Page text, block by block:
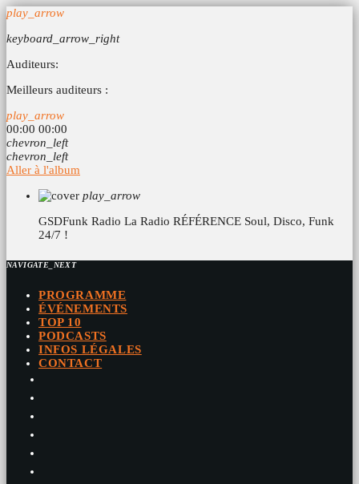
play_arrow
keyboard_arrow_right
Auditeurs:
Meilleurs auditeurs :
play_arrow
00:00 00:00
chevron_left
chevron_left
Aller à l'album
play_arrow
GSDFunk Radio La Radio RÉFÉRENCE Soul, Disco, Funk
24/7 !
NAVIGATE_NEXT
PROGRAMME
ÉVÉNEMENTS
TOP 10
PODCASTS
INFOS LÉGALES
CONTACT